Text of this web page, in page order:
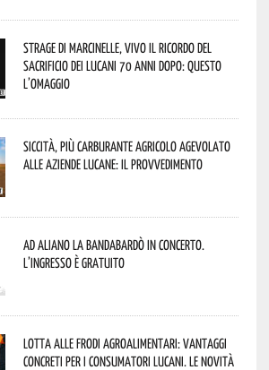
Strage di Marcinelle, vivo il ricordo del
sacrificio dei lucani 70 anni dopo: questo
l’omaggio
Siccità, più carburante agricolo agevolato
alle aziende lucane: il provvedimento
Ad Aliano la Bandabardò in concerto.
L’ingresso è gratuito
Lotta alle frodi agroalimentari: vantaggi
concreti per i consumatori lucani. Le novità